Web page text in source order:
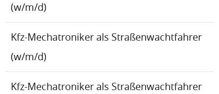
(w/m/d)
Kfz-Mechatroniker als Straßenwachtfahrer
(w/m/d)
Kfz-Mechatroniker als Straßenwachtfahrer